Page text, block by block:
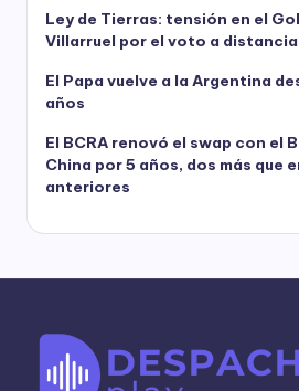
Ley de Tierras: tensión en el
Villarruel por el voto a
El Papa vuelve a la Argentina
años
El BCRA renovó el swap con el
China por 5 años, dos más que
anteriores